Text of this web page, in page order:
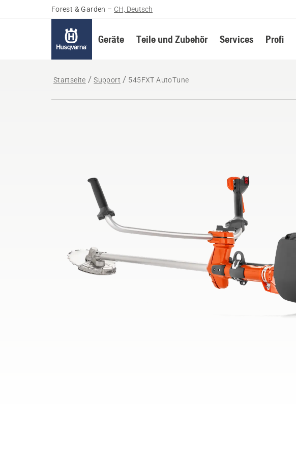
Forest & Garden – CH, Deutsch
Geräte Teile und Zubehör Services Profi
Startseite Support 545FXT AutoTune